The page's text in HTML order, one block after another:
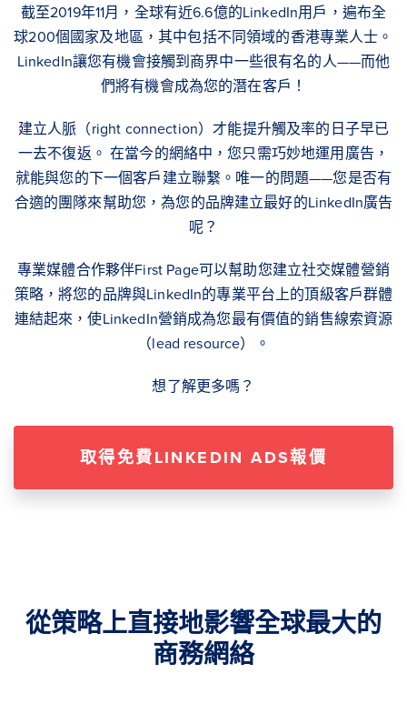
截至2019年11月，全球有近6.6億的LinkedIn用戶，遍布全
球200個國家及地區，其中包括不同領域的香港專業人士。
LinkedIn讓您有機會接觸到商界中一些很有名的人——而他
們將有機會成為您的潛在客戶！
建立人脈（right connection）才能提升觸及率的日子早已
一去不復返。 在當今的網絡中，您只需巧妙地運用廣告，
就能與您的下一個客戶建立聯繫。唯一的問題——您是否有
合適的團隊來幫助您，為您的品牌建立最好的LinkedIn廣告
呢？
專業媒體合作夥伴First Page可以幫助您建立社交媒體營銷
策略，將您的品牌與LinkedIn的專業平台上的頂級客戶群體
連結起來，使LinkedIn營銷成為您最有價值的銷售線索資源
（lead resource）。
想了解更多嗎？
取得免費LINKEDIN ADS報價
從策略上直接地影響全球最大的
商務網絡